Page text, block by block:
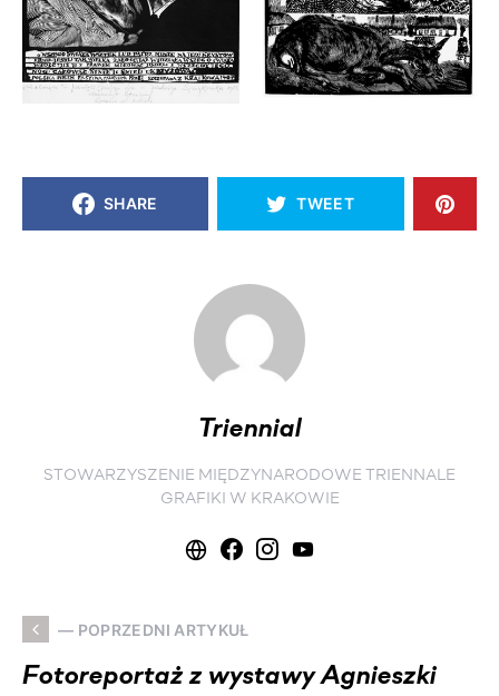
SHARE TWEET
Triennial
STOWARZYSZENIE MIĘDZYNARODOWE TRIENNALE
GRAFIKI W KRAKOWIE
— POPRZEDNI ARTYKUŁ
Fotoreportaż z wystawy Agnieszki